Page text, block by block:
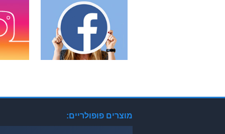
מוצרים פופולריים: